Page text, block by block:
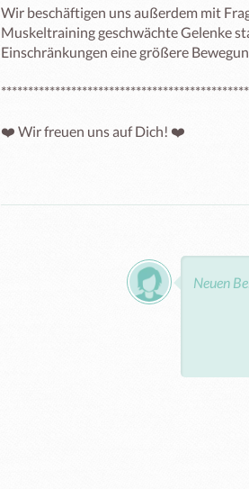
Wir beschäftigen uns außerdem mit
Muskeltraining geschwächte Gelenke
Einschränkungen eine größere
❤️ Wir freuen uns auf Dich! ❤️